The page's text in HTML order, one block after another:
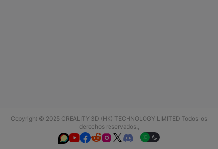
Copyright © 2025 CREALITY 3D (HK) TECHNOLOGY LIMITED Todos los
derechos reservados.,
  